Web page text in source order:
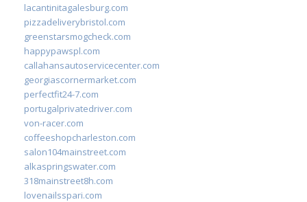
lacantinitagalesburg.com
pizzadeliverybristol.com
greenstarsmogcheck.com
happypawspl.com
callahansautoservicecenter.com
georgiascornermarket.com
perfectfit24-7.com
portugalprivatedriver.com
von-racer.com
coffeeshopcharleston.com
salon104mainstreet.com
alkaspringswater.com
318mainstreet8h.com
lovenailsspari.com